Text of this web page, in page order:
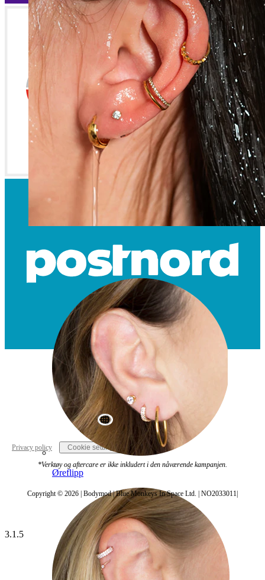
Ørepiercinger
Øreflipp
World Wide
Privacy policy Cookie settings
*Verktøy og aftercare er ikke inkludert i den nåværende kampanjen.
Copyright © 2026 | Bodymod | Blue Monkeys In Space Ltd. | NO2033011|
3.1.5